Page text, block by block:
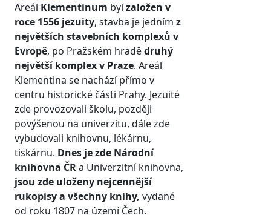
Areál Klementinum byl založen v
roce 1556 jezuity, stavba je jedním z
největších stavebních komplexů v
Evropě, po Pražském hradědruhý
největší komplex v Praze. Areál
Klementina se nachází přímo v
centru historické části Prahy. Jezuité
zde provozovali školu, později
povýšenou na univerzitu, dále zde
vybudovali knihovnu, lékárnu,
tiskárnu. Dnes je zde Národní
knihovna ČRa Univerzitní knihovna,
jsou zde uloženy nejcennější
rukopisy a všechny knihy, vydané
od roku 1807 na území Čech.